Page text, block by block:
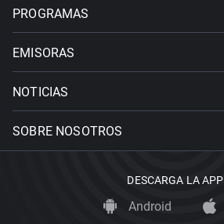
PROGRAMAS
EMISORAS
NOTICIAS
SOBRE NOSOTROS
DESCARGA LA APP
Android